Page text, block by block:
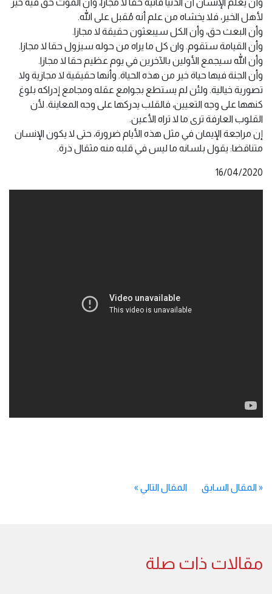
وأن يعلم الإنسان أن الدنيا فانية حقا لا مجازا، وأن الموت حق فيه خير
لأهل الخير، فلا يخشاه من علم أنه مُقبل على الله.
وأن البعث حق، وأن الكل سيبعثون حقيقة لا مجازا.
وأن القيامة ستقوم. وان كل ما يراه من حوله سيزول حقا لا مجازا.
وأن الله سيجمع الأولين بالآخرين في يوم عظيم حقا لا مجازا.
وأن الجنة فيها حياة خير من هذه الحياة. وأنها حقيقية لا مجازية ولا
تصورية خيالية. ولئن لم يستطع بجوامع عقله ومجامع إدراكه بلوغ
كنهها على وجه التعيين، فالقلب يدركها على وجه المعاينة. لأن
القلوب العارفة ترى ما لا تراه الأعين.
إن مراجعة الإيمان في مثل هذه الأيام ضرورة، حتى لا يكون الإنسان
متناقضا: يقول بلسانه ما ليس في قلبه منه مثقال ذرة.
16/04/2020
«المقال السابق المقال التالي »
مقالات ذات صلة